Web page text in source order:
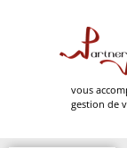
vous
gestion de